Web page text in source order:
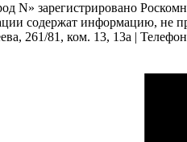
N» зарегистрировано
содержат информацию, не
261/81, ком. 13, 13а |